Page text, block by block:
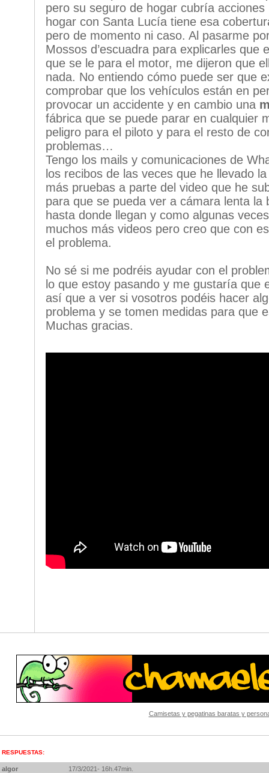
pero su seguro de hogar cubría
hogar con Santa Lucía tiene esa
pero de momento ni caso. Al pasarme
Mossos d’escuadra para explicarles que
que se le para el motor, me dijeron que
nada. No entiendo cómo puede ser que
comprobar que los vehículos están en
provocar un accidente y en cambio una
fábrica que se puede parar en cualquier
peligro para el piloto y para el resto de
problemas…
Tengo los mails y comunicaciones de
los recibos de las veces que he llevado
más pruebas a parte del video que he
para que se pueda ver a cámara lenta
hasta donde llegan y como algunas
muchos más videos pero creo que con
el problema.
No sé si me podréis ayudar con el
lo que estoy pasando y me gustaría que
así que a ver si vosotros podéis hacer
problema y se tomen medidas para que
Muchas gracias.
Camisetas y pegatinas baratas y
RESPUESTAS:
algor
17/3/2021- 16h.47min.